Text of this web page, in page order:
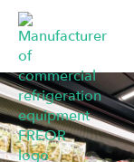
SUCHEN